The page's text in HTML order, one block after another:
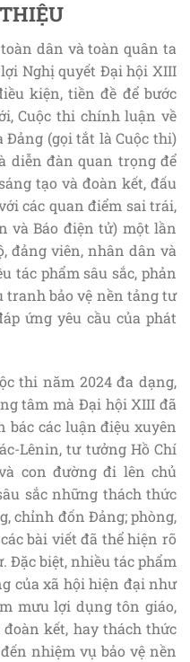
dân và toàn quân ta
Nghị quyết Đại hội XIII
kiện, tiền đề để bước
Cuộc thi chính luận về
Đảng (gọi tắt là Cuộc thi)
diễn đàn quan trọng để
tạo và đoàn kết, đấu
các quan điểm sai trái,
và Báo điện tử) một lần
đảng viên, nhân dân và
tác phẩm sâu sắc, phản
tranh bảo vệ nền tảng tư
ứng yêu cầu của phát
thi năm 2024 đa dạng,
tâm mà Đại hội XIII đã
bác các luận điệu xuyên
Lênin, tư tưởng Hồ Chí
con đường đi lên chủ
sắc những thách thức
chỉnh đốn Đảng; phòng,
bài viết đã thể hiện rõ
biệt, nhiều tác phẩm
của xã hội hiện đại như
mưu lợi dụng tôn giáo,
kết, hay thách thức
nhiệm vụ bảo vệ nền